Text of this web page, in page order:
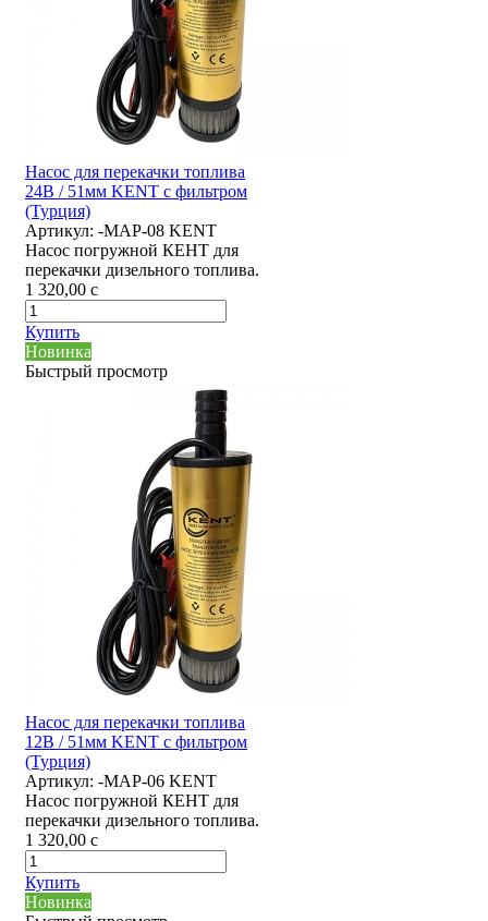
Насос для перекачки топлива
24В / 51мм KENT с фильтром
(Турция)
Артикул: -MAP-08 KENT
Насос погружной КЕНТ для
перекачки дизельного топлива.
1 320,00 c
Купить
Новинка
Быстрый просмотр
Насос для перекачки топлива
12В / 51мм KENT с фильтром
(Турция)
Артикул: -MAP-06 KENT
Насос погружной КЕНТ для
перекачки дизельного топлива.
1 320,00 c
Купить
Новинка